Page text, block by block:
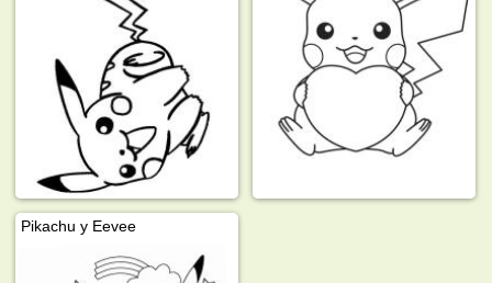
Pikachu y Eevee